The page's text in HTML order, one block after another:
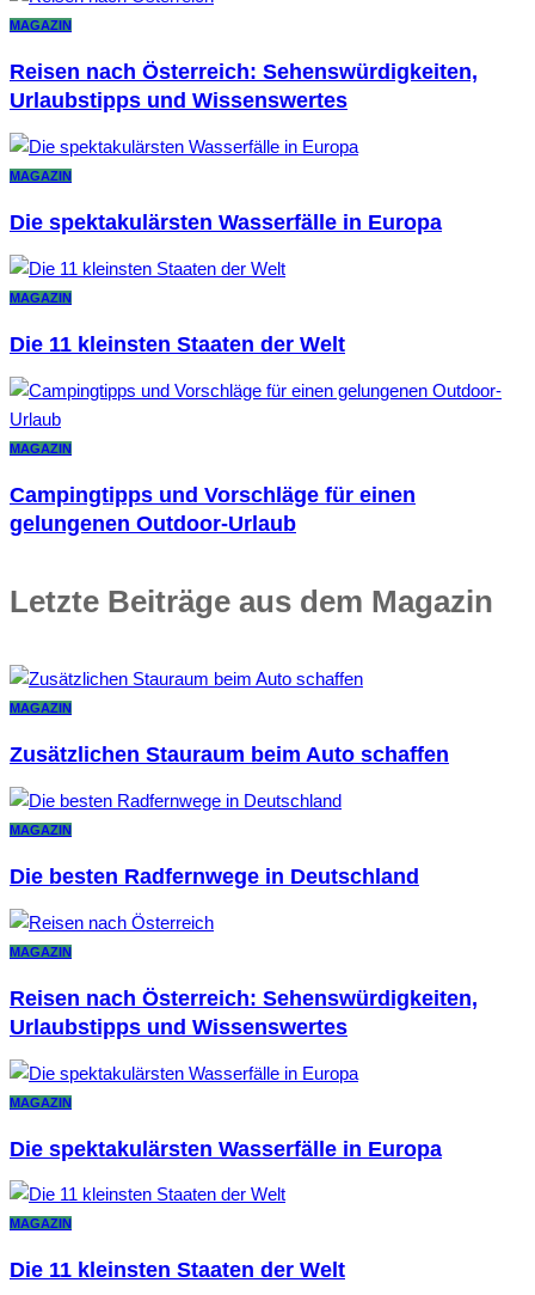
MAGAZIN
Reisen nach Österreich: Sehenswürdigkeiten,
Urlaubstipps und Wissenswertes
MAGAZIN
Die spektakulärsten Wasserfälle in Europa
MAGAZIN
Die 11 kleinsten Staaten der Welt
MAGAZIN
Campingtipps und Vorschläge für einen
gelungenen Outdoor-Urlaub
Letzte Beiträge aus dem Magazin
MAGAZIN
Zusätzlichen Stauraum beim Auto schaffen
MAGAZIN
Die besten Radfernwege in Deutschland
MAGAZIN
Reisen nach Österreich: Sehenswürdigkeiten,
Urlaubstipps und Wissenswertes
MAGAZIN
Die spektakulärsten Wasserfälle in Europa
MAGAZIN
Die 11 kleinsten Staaten der Welt